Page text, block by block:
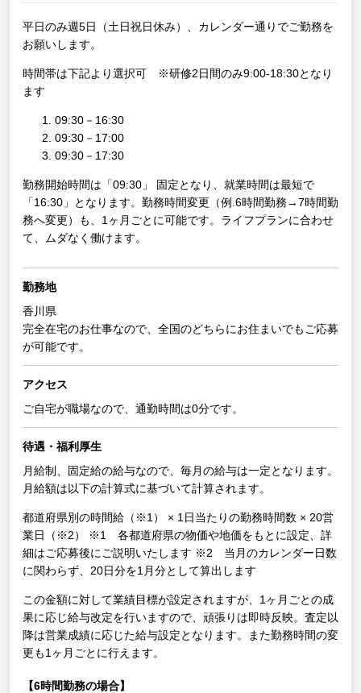
平日のみ週5日（土日祝日休み）、カレンダー通りでご勤務を
お願いします。
時間帯は下記より選択可 ※研修2日間のみ9:00-18:30となり
ます
09:30－16:30
09:30－17:00
09:30－17:30
勤務開始時間は「09:30」 固定となり、就業時間は最短で
「16:30」となります。勤務時間変更（例.6時間勤務→7時間勤
務へ変更）も、1ヶ月ごとに可能です。ライフプランに合わせ
て、ムダなく働けます。
勤務地
香川県
完全在宅のお仕事なので、全国のどちらにお住まいでもご応募
が可能です。
アクセス
ご自宅が職場なので、通勤時間は0分です。
待遇・福利厚生
月給制、固定給の給与なので、毎月の給与は一定となります。
月給額は以下の計算式に基づいて計算されます。
都道府県別の時間給（※1） × 1日当たりの勤務時間数 × 20営
業日（※2）
※1 各都道府県の物価や地価をもとに設定、詳
細はご応募後にご説明いたします ※2 当月のカレンダー日数
に関わらず、20日分を1月分として算出します
この金額に対して業績目標が設定されますが、1ヶ月ごとの成
果に応じ給与改定を行いますので、頑張りは即時反映。査定以
降は営業成績に応じた給与設定となります。また勤務時間の変
更も1ヶ月ごとに行えます。
【6時間勤務の場合】